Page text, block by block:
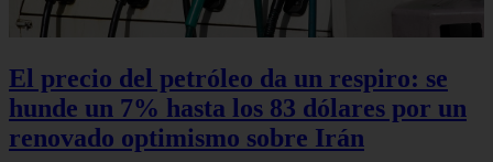
El precio del petróleo da un respiro: se
hunde un 7% hasta los 83 dólares por un
renovado optimismo sobre Irán